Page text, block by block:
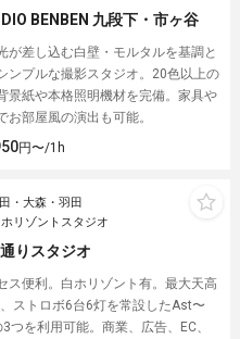
BENBEN 九段下・市ヶ谷
が差し込む白壁・モルタルを基調と
ンプルな撮影スタジオ。20色以上の
景紙や本格照明機材を完備。家具や
お部屋風の演出も可能。
円〜/1h
・大森・羽田
リゾントスタジオ
りスタジオ
ス便利。白ホリゾント有。最大天高
ストロボ6台6灯を常設したAst〜
つを利用可能。商業、広告、EC、